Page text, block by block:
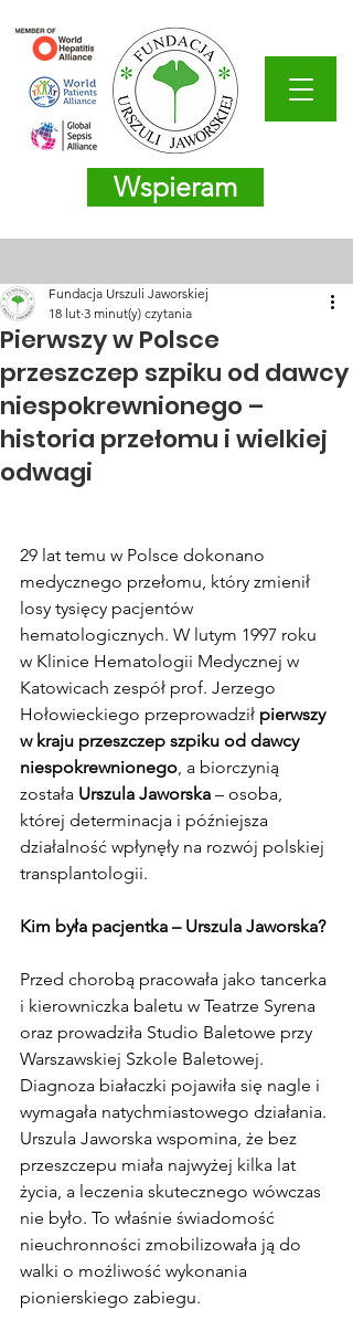
Wspieram
Pierwszy w Polsce
przeszczep szpiku od dawcy
niespokrewnionego –
historia przełomu i wielkiej
odwagi
Fundacja Urszuli Jaworskiej
18 lut 3 minut(y) czytania
29 lat temu w Polsce dokonano
medycznego przełomu, który zmienił
losy tysięcy pacjentów
hematologicznych. W lutym 1997 roku
w Klinice Hematologii Medycznej w
Katowicach zespół prof. Jerzego
Hołowieckiego przeprowadził pierwszy
w kraju przeszczep szpiku od dawcy
niespokrewnionego, a biorczynią
została Urszula Jaworska – osoba,
której determinacja i późniejsza
działalność wpłynęły na rozwój polskiej
transplantologii.
Kim była pacjentka – Urszula Jaworska?
Przed chorobą pracowała jako tancerka
i kierowniczka baletu w Teatrze Syrena
oraz prowadziła Studio Baletowe przy
Warszawskiej Szkole Baletowej.
Diagnoza białaczki pojawiła się nagle i
wymagała natychmiastowego działania.
Urszula Jaworska wspomina, że bez
przeszczepu miała najwyżej kilka lat
życia, a leczenia skutecznego wówczas
nie było. To właśnie świadomość
nieuchronności zmobilizowała ją do
walki o możliwość wykonania
pionierskiego zabiegu.